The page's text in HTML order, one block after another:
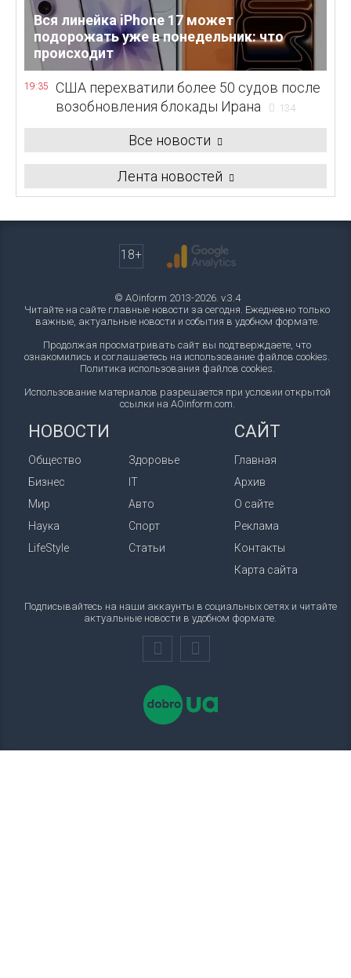
Вся линейка iPhone 17 может
подорожать уже в понедельник: что
происходит
19:35
США перехватили более 50 судов после
возобновления блокады Ирана
134
Все новости
Лента новостей
18+
© AOinform 2013-2026. v.3.4
Читайте на сайте главные новости за сегодня. Ежедневно только
важные, актуальные новости и события в удобном формате.
Продолжая просматривать сайт вы подтверждаете, что
ознакомились и соглашаетесь на использование файлов cookies.
Политика использования файлов cookies.
Использование материалов разрешается при условии открытой
ссылки на AOinform.com.
НОВОСТИ
Общество
Бизнес
Мир
Наука
LifeStyle
Здоровье
IT
Авто
Спорт
Статьи
САЙТ
Главная
Архив
О сайте
Реклама
Контакты
Карта сайта
Подписывайтесь на наши аккаунты в социальных сетях и читайте
актуальные новости в удобном формате.